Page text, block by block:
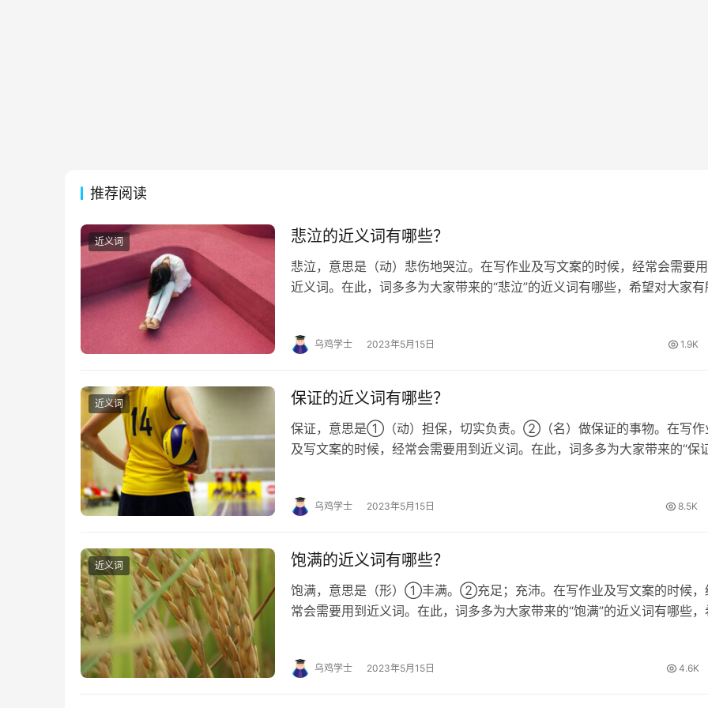
推荐阅读
近义词 悲泣的近义词有哪些？
悲泣，意思是（动）悲伤地哭泣。在写作业及写文案的时候，经常会需要用
近义词。在此，词多多为大家带来的“悲泣”的近义词有哪些，希望对大家有
乌鸡学士 2023年5月15日 1.9K
近义词 保证的近义词有哪些？
保证，意思是①（动）担保，切实负责。②（名）做保证的事物。在写作
及写文案的时候，经常会需要用到近义词。在此，词多多为大家带来的“保
乌鸡学士 2023年5月15日 8.5K
近义词 饱满的近义词有哪些？
饱满，意思是（形）①丰满。②充足；充沛。在写作业及写文案的时候，
常会需要用到近义词。在此，词多多为大家带来的“饱满”的近义词有哪些，
乌鸡学士 2023年5月15日 4.6K